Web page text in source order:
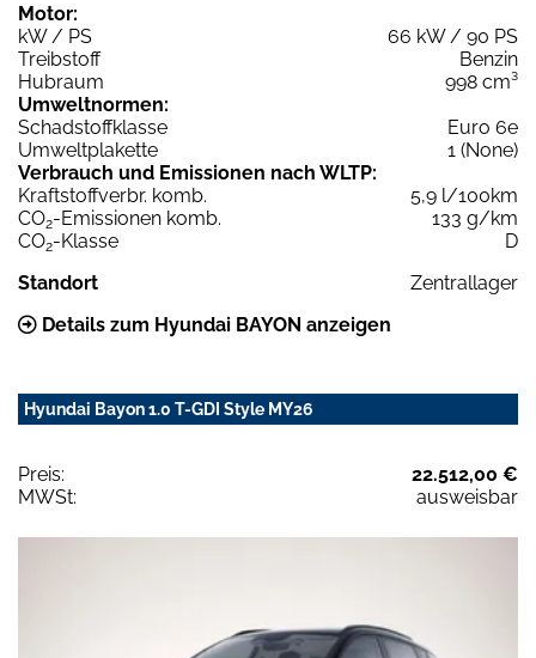
Motor:
kW / PS
66 kW / 90 PS
Treibstoff
Benzin
Hubraum
998 cm³
Umweltnormen:
Schadstoffklasse
Euro 6e
Umweltplakette
1 (None)
Verbrauch und Emissionen nach WLTP:
Kraftstoffverbr. komb.
5,9 l/100km
CO2-Emissionen komb.
133 g/km
CO2-Klasse
D
Standort
Zentrallager
Details zum Hyundai BAYON anzeigen
Hyundai Bayon 1.0 T-GDI Style MY26
Preis:
22.512,00 €
MWSt:
ausweisbar